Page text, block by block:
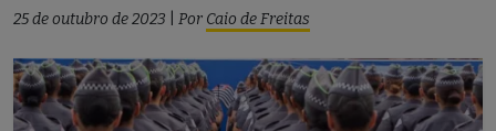
25 de outubro de 2023 Por Caio de Freitas